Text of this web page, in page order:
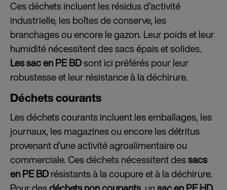
Ces déchets incluent les résidus d’activité
industrielle, les boîtes de conserve, les
branchages ou encore le gazon. Leur poids et leur
humidité nécessitent des sacs épais et solides.
Lessac en PE BDsont ici préférés pour leur
robustesse et leur résistance à la déchirure.
Déchets courants
Les déchets courants incluent les emballages, les
journaux, les magazines ou encore les détritus
provenant d’une activité agroalimentaire ou
commerciale.Ces déchets nécessitent dessacs
en PE BDrésistants à la coupure et à la déchirure.